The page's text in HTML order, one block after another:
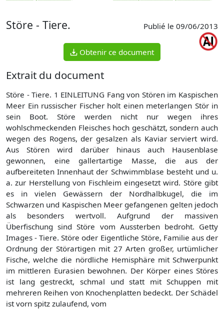
Störe - Tiere. Publié le 09/06/2013
Obtenir ce document
Extrait du document
Störe - Tiere. 1 EINLEITUNG Fang von Stören im Kaspischen
Meer Ein russischer Fischer holt einen meterlangen Stör in
sein Boot. Störe werden nicht nur wegen ihres
wohlschmeckenden Fleisches hoch geschätzt, sondern auch
wegen des Rogens, der gesalzen als Kaviar serviert wird.
Aus Stören wird darüber hinaus auch Hausenblase
gewonnen, eine gallertartige Masse, die aus der
aufbereiteten Innenhaut der Schwimmblase besteht und u.
a. zur Herstellung von Fischleim eingesetzt wird. Störe gibt
es in vielen Gewässern der Nordhalbkugel, die im
Schwarzen und Kaspischen Meer gefangenen gelten jedoch
als besonders wertvoll. Aufgrund der massiven
Überfischung sind Störe vom Aussterben bedroht. Getty
Images - Tiere. Störe oder Eigentliche Störe, Familie aus der
Ordnung der Störartigen mit 27 Arten großer, urtümlicher
Fische, welche die nördliche Hemisphäre mit Schwerpunkt
im mittleren Eurasien bewohnen. Der Körper eines Störes
ist lang gestreckt, schmal und statt mit Schuppen mit
mehreren Reihen von Knochenplatten bedeckt. Der Schädel
ist vorn spitz zulaufend, vom